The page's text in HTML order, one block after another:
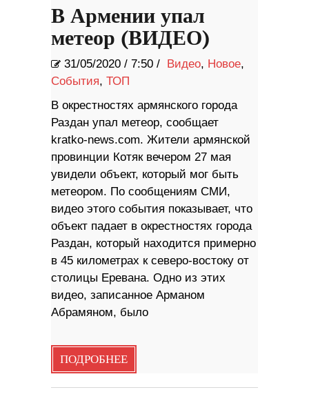
В Армении упал
метеор (ВИДЕО)
31/05/2020 / 7:50 / Видео, Новое,
События, ТОП
В окрестностях армянского города
Раздан упал метеор, сообщает
kratko-news.com. Жители армянской
провинции Котяк вечером 27 мая
увидели объект, который мог быть
метеором. По сообщениям СМИ,
видео этого события показывает, что
объект падает в окрестностях города
Раздан, который находится примерно
в 45 километрах к северо-востоку от
столицы Еревана. Одно из этих
видео, записанное Арманом
Абрамяном, было
ПОДРОБНЕЕ